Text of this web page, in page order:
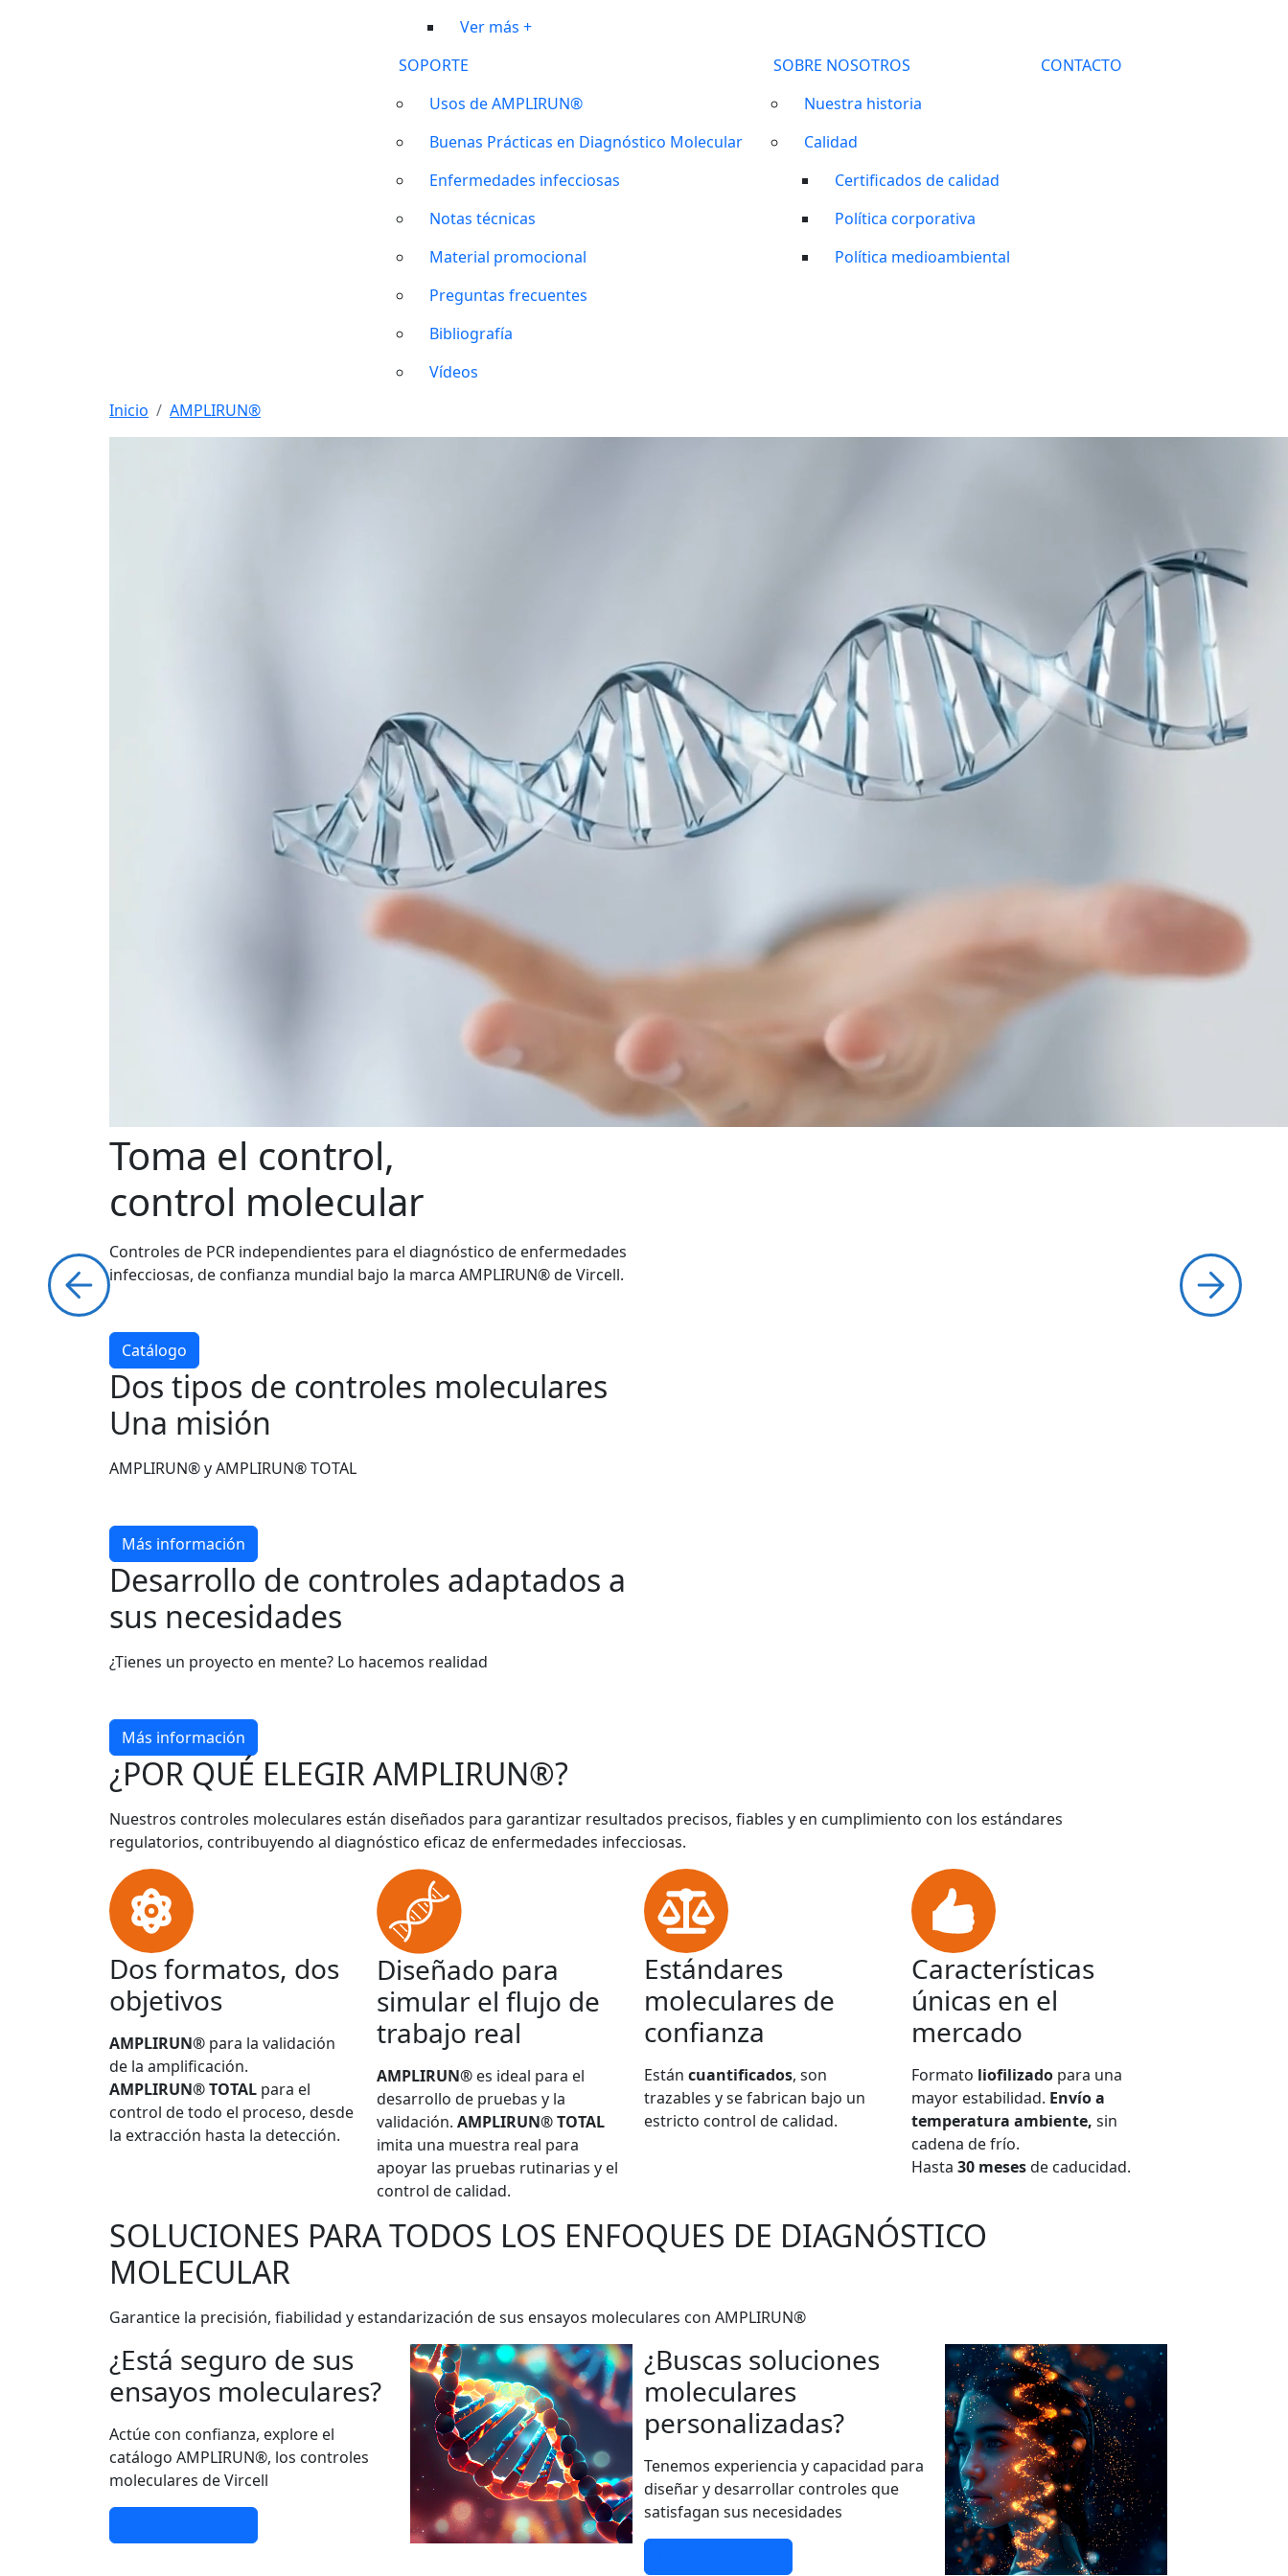
Ver más +
SOPORTE
Usos de AMPLIRUN®
Buenas Prácticas en Diagnóstico Molecular
Enfermedades infecciosas
Notas técnicas
Material promocional
Preguntas frecuentes
Bibliografía
Vídeos
SOBRE NOSOTROS
Nuestra historia
Calidad
Certificados de calidad
Política corporativa
Política medioambiental
CONTACTO
Inicio AMPLIRUN®
Toma el control,
control molecular
Controles de PCR independientes para el diagnóstico de enfermedades
infecciosas, de confianza mundial bajo la marca AMPLIRUN® de Vircell.
Catálogo
Dos tipos de controles moleculares
Una misión
AMPLIRUN® y AMPLIRUN® TOTAL
Más información
Desarrollo de controles adaptados a
sus necesidades
¿Tienes un proyecto en mente? Lo hacemos realidad
Más información
¿POR QUÉ ELEGIR AMPLIRUN®?
Nuestros controles moleculares están diseñados para garantizar resultados precisos, fiables y en cumplimiento con los estándares
regulatorios, contribuyendo al diagnóstico eficaz de enfermedades infecciosas.
Dos formatos, dos
objetivos
AMPLIRUN® para la validación
de la amplificación.
AMPLIRUN® TOTAL para el
control de todo el proceso, desde
la extracción hasta la detección.
Diseñado para
simular el flujo de
trabajo real
AMPLIRUN® es ideal para el
desarrollo de pruebas y la
validación. AMPLIRUN® TOTAL
imita una muestra real para
apoyar las pruebas rutinarias y el
control de calidad.
Estándares
moleculares de
confianza
Están cuantificados, son
trazables y se fabrican bajo un
estricto control de calidad.
Características
únicas en el
mercado
Formato liofilizado para una
mayor estabilidad. Envío a
temperatura ambiente, sin
cadena de frío.
Hasta 30 mesesde caducidad.
SOLUCIONES PARA TODOS LOS ENFOQUES DE DIAGNÓSTICO
MOLECULAR
Garantice la precisión, fiabilidad y estandarización de sus ensayos moleculares con AMPLIRUN®
¿Está seguro de sus
ensayos moleculares?
Actúe con confianza, explore el
catálogo AMPLIRUN®, los controles
moleculares de Vircell
¿Buscas soluciones
moleculares
personalizadas?
Tenemos experiencia y capacidad para
diseñar y desarrollar controles que
satisfagan sus necesidades